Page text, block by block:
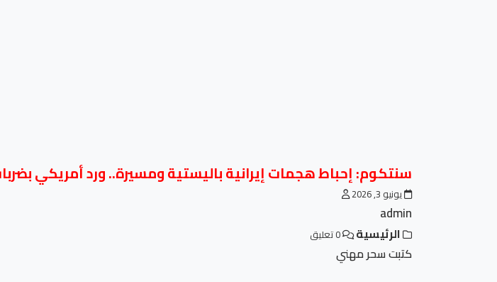
سنتكوم: إحباط هجمات إيرانية باليستية ومسيرة.. ورد أمريكي
يونيو 3, 2026
admin
الرئيسية
كتبت سحر مهني